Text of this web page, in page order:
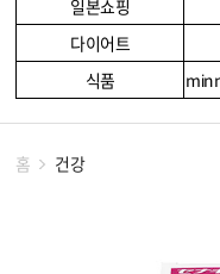
일본쇼핑
다이어트
식품
홈 건강